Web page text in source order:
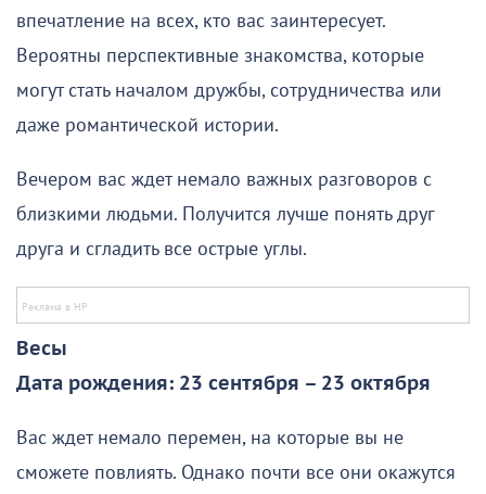
впечатление на всех, кто вас заинтересует.
Вероятны перспективные знакомства, которые
могут стать началом дружбы, сотрудничества или
даже романтической истории.
Вечером вас ждет немало важных разговоров с
близкими людьми. Получится лучше понять друг
друга и сгладить все острые углы.
Весы
Дата рождения: 23 сентября – 23 октября
Вас ждет немало перемен, на которые вы не
сможете повлиять. Однако почти все они окажутся